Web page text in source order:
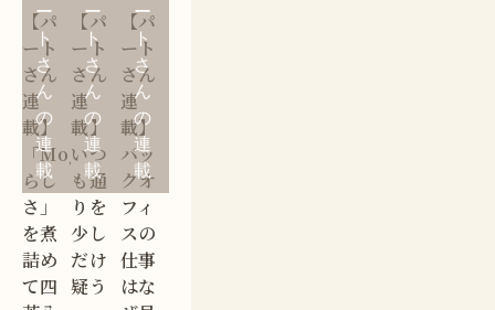
ー
ト
さ
ん
の
連
載
【パ
ート
さん
連
載】
「Mogic
らし
さ」
を煮
詰め
て四
ー
ト
さ
ん
の
連
載
【パ
ート
さん
連
載】
いつ
も通
りを
少し
だけ
疑う
ー
ト
さ
ん
の
連
載
【パ
ート
さん
連
載】
バッ
クオ
フィ
スの
仕事
はな